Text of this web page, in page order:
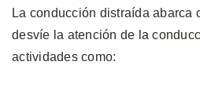
La conducción distraída abarca
desvíe la atención de la
actividades como: